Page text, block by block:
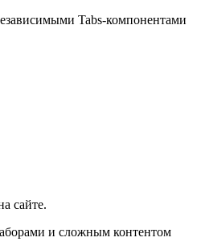
Tabs-компонентами
сайте.
и сложным контентом